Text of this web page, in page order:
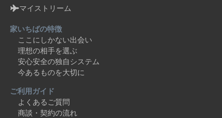
マイストリーム
家いちばの特徴
ここにしかない出会い
理想の相手を選ぶ
安心安全の独自システム
今あるものを大切に
ご利用ガイド
よくあるご質問
商談・契約の流れ